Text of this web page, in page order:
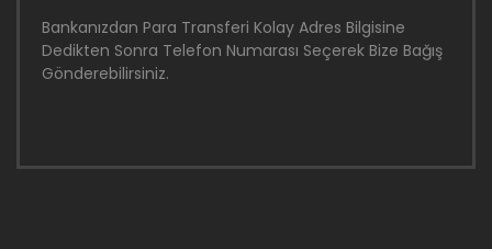
Bankanızdan Para Transferi Kolay Adres Bilgisine
Dedikten Sonra Telefon Numarası Seçerek Bize Bağış
Gönderebilirsiniz.